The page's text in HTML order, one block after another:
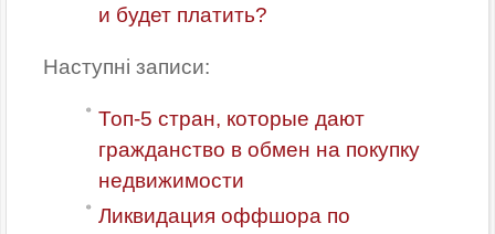
и будет платить?
Наступні записи:
Топ-5 стран, которые дают
гражданство в обмен на покупку
недвижимости
Ликвидация оффшора по